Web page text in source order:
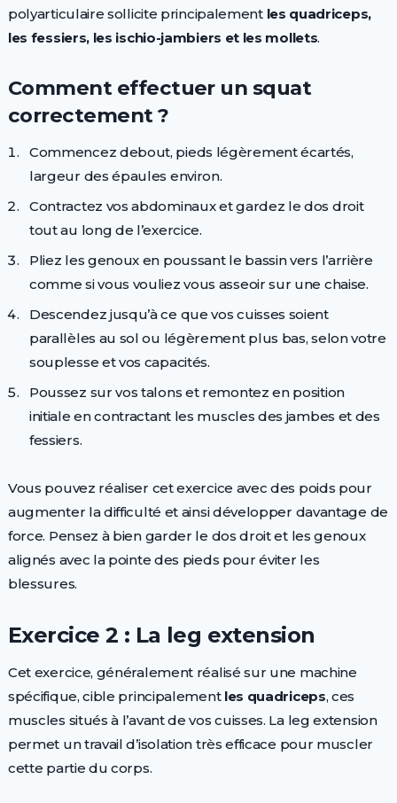
polyarticulaire sollicite principalement les quadriceps,
les fessiers, les ischio-jambiers et les mollets.
Comment effectuer un squat
correctement ?
Commencez debout, pieds légèrement écartés,
largeur des épaules environ.
Contractez vos abdominaux et gardez le dos droit
tout au long de l’exercice.
Pliez les genoux en poussant le bassin vers l’arrière
comme si vous vouliez vous asseoir sur une chaise.
Descendez jusqu’à ce que vos cuisses soient
parallèles au sol ou légèrement plus bas, selon votre
souplesse et vos capacités.
Poussez sur vos talons et remontez en position
initiale en contractant les muscles des jambes et des
fessiers.
Vous pouvez réaliser cet exercice avec des poids pour
augmenter la difficulté et ainsi développer davantage de
force. Pensez à bien garder le dos droit et les genoux
alignés avec la pointe des pieds pour éviter les
blessures.
Exercice 2 : La leg extension
Cet exercice, généralement réalisé sur une machine
spécifique, cible principalement les quadriceps, ces
muscles situés à l’avant de vos cuisses. La leg extension
permet un travail d’isolation très efficace pour muscler
cette partie du corps.